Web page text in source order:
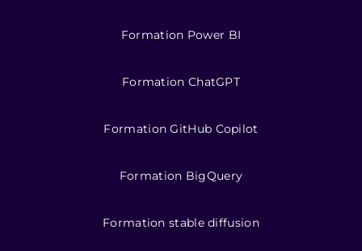
Formation Power BI
Formation ChatGPT
Formation GitHub Copilot
Formation BigQuery
Formation stable diffusion